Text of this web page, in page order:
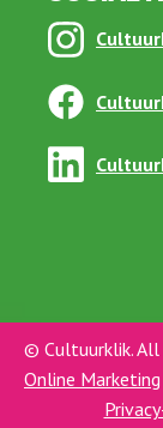
© Cultuurklik. All
Online Marketing